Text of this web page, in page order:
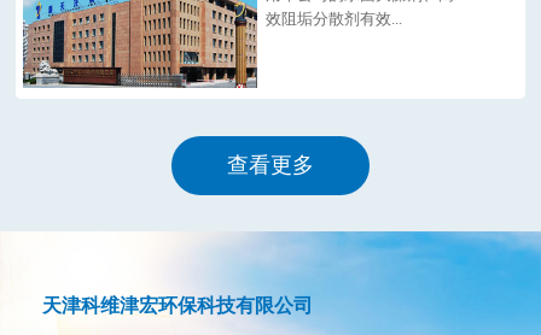
效阻垢分散剂有效...
查看更多
天津科维津宏环保科技有限公司